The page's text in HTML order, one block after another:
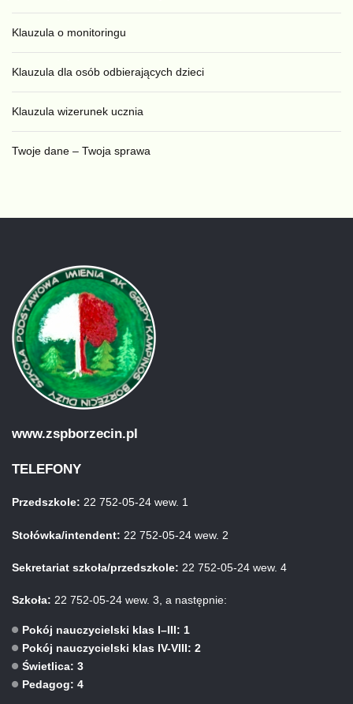
Klauzula o monitoringu
Klauzula dla osób odbierających dzieci
Klauzula wizerunek ucznia
Twoje dane – Twoja sprawa
www.zspborzecin.pl
TELEFONY
Przedszkole: 22 752-05-24 wew. 1
Stołówka/intendent: 22 752-05-24 wew. 2
Sekretariat szkoła/przedszkole: 22 752-05-24 wew. 4
Szkoła: 22 752-05-24 wew. 3, a następnie:
Pokój nauczycielski klas I–III: 1
Pokój nauczycielski klas IV-VIII: 2
Świetlica: 3
Pedagog: 4